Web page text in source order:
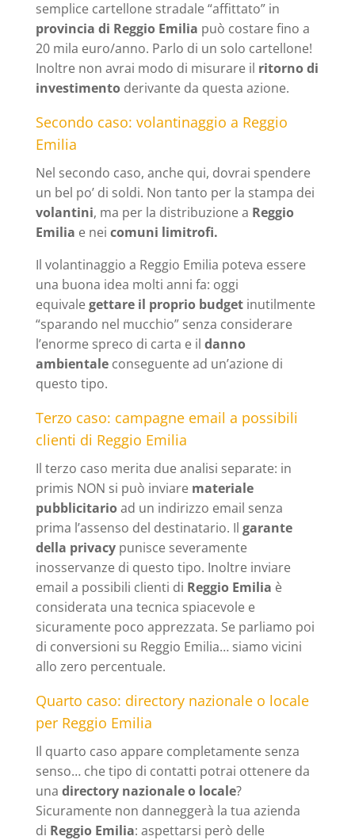
semplice cartellone stradale “affittato” in
provincia di Reggio Emilia può costare fino a
20 mila euro/anno. Parlo di un solo cartellone!
Inoltre non avrai modo di misurare il ritorno di
investimentoderivante da questa azione.
Secondo caso: volantinaggio a Reggio
Emilia
Nel secondo caso, anche qui, dovrai spendere
un bel po’ di soldi. Non tanto per la stampa dei
volantini, ma per la distribuzione a Reggio
Emilia e nei comuni limitrofi.
Il volantinaggio a Reggio Emilia poteva essere
una buona idea molti anni fa: oggi
equivalegettare il proprio budgetinutilmente
“sparando nel mucchio” senza considerare
l’enorme spreco di carta e il danno
ambientaleconseguente ad un’azione di
questo tipo.
Terzo caso: campagne email a possibili
clienti di Reggio Emilia
Il terzo caso merita due analisi separate: in
primis NON si può inviare materiale
pubblicitarioad un indirizzo email senza
prima l’assenso del destinatario. Il garante
della privacypunisce severamente
inosservanze di questo tipo. Inoltre inviare
email a possibili clienti di Reggio Emilia è
considerata una tecnica spiacevole e
sicuramente poco apprezzata. Se parliamo poi
di conversioni su Reggio Emilia… siamo vicini
allo zero percentuale.
Quarto caso: directory nazionale o locale
per Reggio Emilia
Il quarto caso appare completamente senza
senso… che tipo di contatti potrai ottenere da
una directory nazionale o locale?
Sicuramente non danneggerà la tua azienda
di Reggio Emilia: aspettarsi però delle